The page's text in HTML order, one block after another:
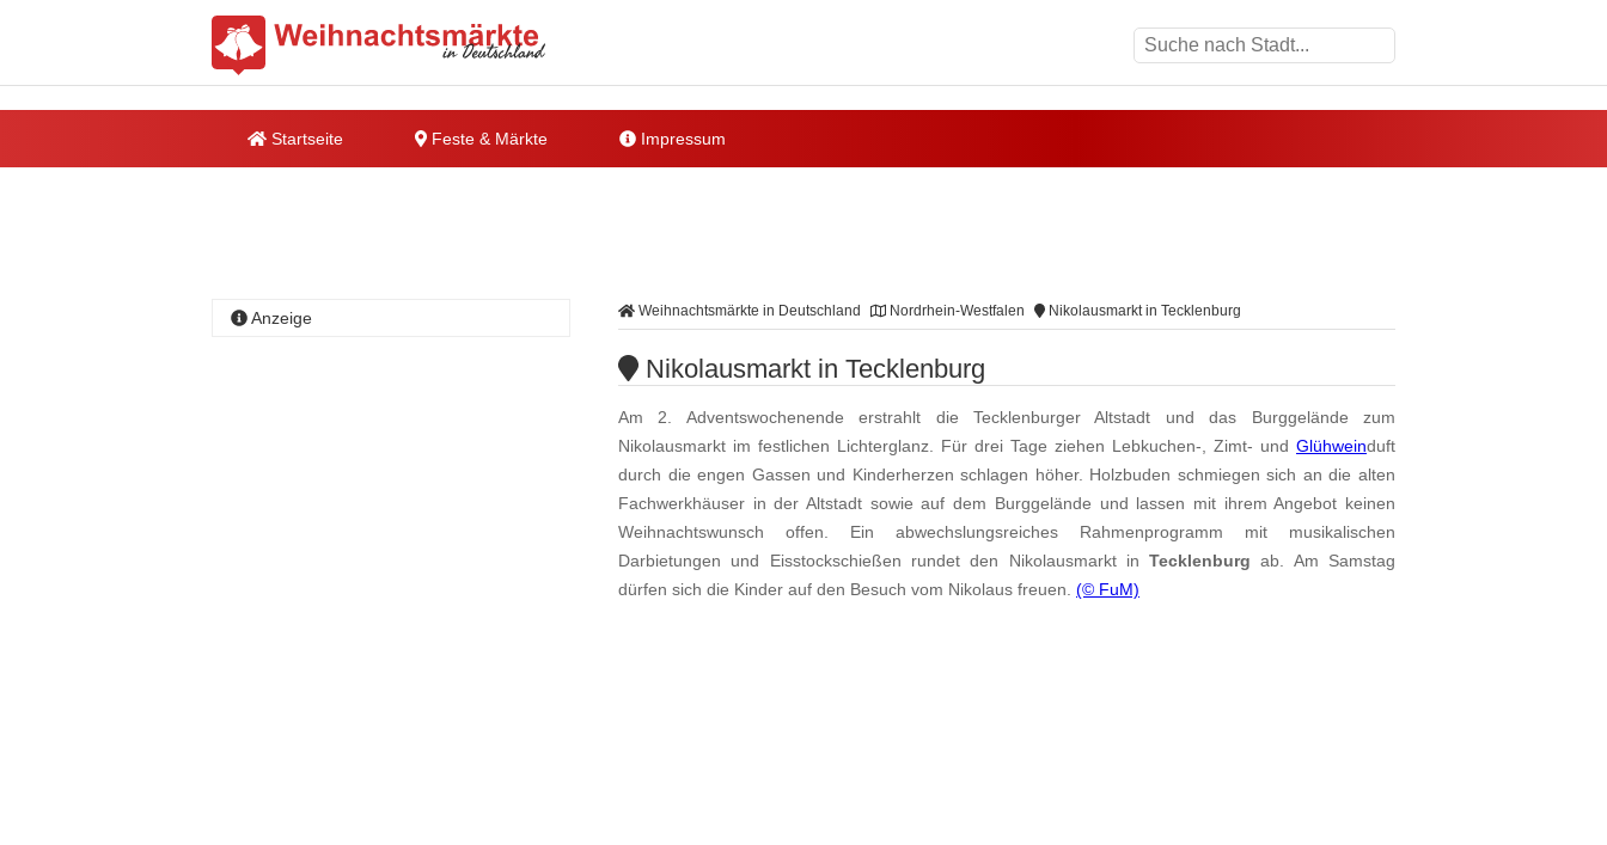
Startseite Feste & Märkte Impressum
Weihnachtsmärkte in Deutschland Nordrhein-Westfalen Nikolausmarkt in Tecklenburg
Nikolausmarkt in Tecklenburg
Am 2. Adventswochenende erstrahlt die Tecklenburger Altstadt und das Burggelände zum
Nikolausmarkt im festlichen Lichterglanz. Für drei Tage ziehen Lebkuchen-, Zimt- und Glühweinduft
durch die engen Gassen und Kinderherzen schlagen höher. Holzbuden schmiegen sich an die alten
Fachwerkhäuser in der Altstadt sowie auf dem Burggelände und lassen mit ihrem Angebot keinen
Weihnachtswunsch offen. Ein abwechslungsreiches Rahmenprogramm mit musikalischen
Darbietungen und Eisstockschießen rundet den Nikolausmarkt inTecklenburg ab. Am Samstag
dürfen sich die Kinder auf den Besuch vom Nikolaus freuen. (© FuM)
Anzeige